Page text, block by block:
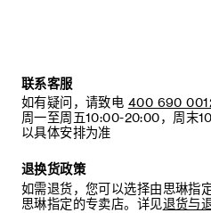
联系客服
如有疑问，请致电 400 690
周一至周五10:00-20:00，周末
以具体安排为准
退换货政策
如需退货，您可以选择由思琳指
思琳指定的专卖店。详见退货与